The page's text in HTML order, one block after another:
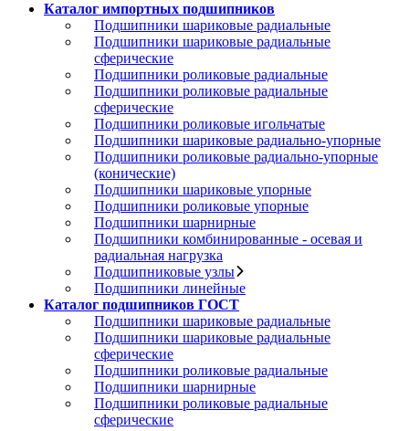
Каталог импортных подшипников
Подшипники шариковые радиальные
Подшипники шариковые радиальные
сферические
Подшипники роликовые радиальные
Подшипники роликовые радиальные
сферические
Подшипники роликовые игольчатые
Подшипники шариковые радиально-упорные
Подшипники роликовые радиально-упорные
(конические)
Подшипники шариковые упорные
Подшипники роликовые упорные
Подшипники шарнирные
Подшипники комбинированные - осевая и
радиальная нагрузка
Подшипниковые узлы
Подшипники линейные
Каталог подшипников ГОСТ
Подшипники шариковые радиальные
Подшипники шариковые радиальные
сферические
Подшипники роликовые радиальные
Подшипники шарнирные
Подшипники роликовые радиальные
сферические